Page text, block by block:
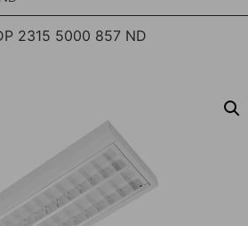
2315 5000 857 ND